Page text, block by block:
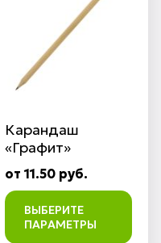
Карандаш
«Графит»
от 11.50 руб.
ВЫБЕРИТЕ
ПАРАМЕТРЫ